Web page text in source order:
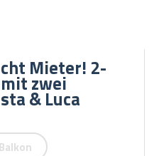
Mieter! 2-
zwei
& Luca
Balkon